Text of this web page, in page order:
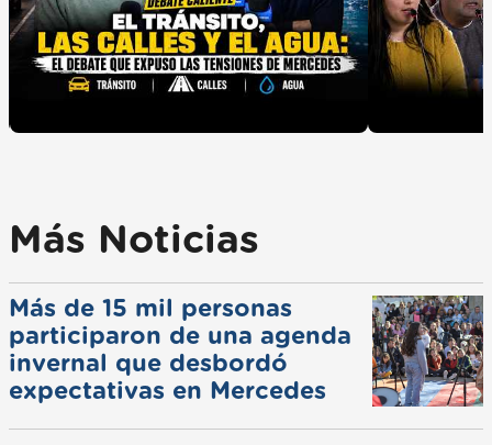
Más Noticias
Más de 15 mil personas
participaron de una agenda
invernal que desbordó
expectativas en Mercedes